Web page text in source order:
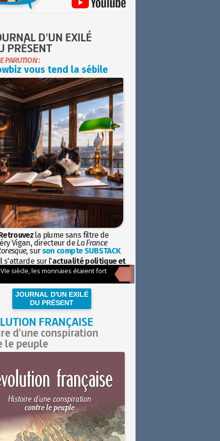
D'UN EXILÉ
PRÉSENT
PARUTION :
vous tend la sébile
la plume sans filtre de
Vigan, directeur de La France
, surson compte SUBSTACK
s'attarde sur l'actualité politique et
avec la hauteur de vue de
JOURNAL D'UN EXILÉ
DU PRÉSENT
FRANÇAISE
d'une conspiration
le peuple